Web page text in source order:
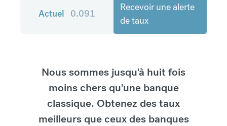
Actuel 0.091
Recevoir une alerte
de taux
Nous sommes jusqu'à huit fois
moins chers qu'une banque
classique. Obtenez des taux
meilleurs que ceux des banques